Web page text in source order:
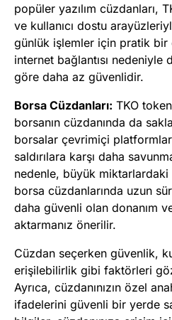
popüler yazılım cüzdanları,
ve kullanıcı dostu
günlük işlemler için pratik bir
internet bağlantısı nedeniyle
göre daha az güvenlidir.
Borsa Cüzdanları: TKO
borsanın cüzdanında da
borsalar çevrimiçi
saldırılara karşı daha
nedenle, büyük miktarlardaki
borsa cüzdanlarında uzun
daha güvenli olan donanım
aktarmanız önerilir.
Cüzdan seçerken güvenlik,
erişilebilirlik gibi faktörleri
Ayrıca, cüzdanınızın özel
ifadelerini güvenli bir yerde